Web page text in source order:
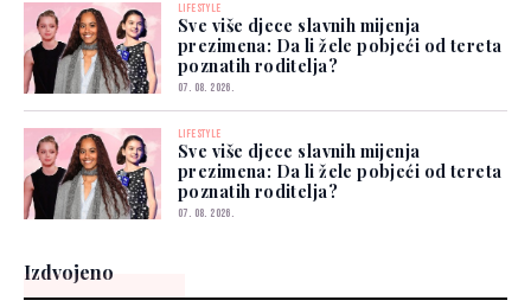
LIFESTYLE
Sve više djece slavnih mijenja
prezimena: Da li žele pobjeći od tereta
poznatih roditelja?
07. 08. 2026.
LIFESTYLE
Sve više djece slavnih mijenja
prezimena: Da li žele pobjeći od tereta
poznatih roditelja?
07. 08. 2026.
Izdvojeno